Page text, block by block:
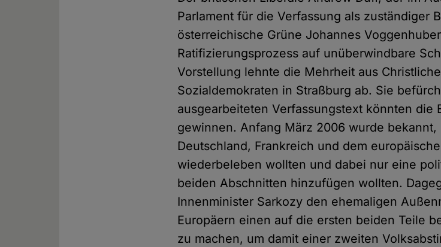
Parlament für die Verfassung als zuständiger
österreichische Grüne Johannes
Ratifizierungsprozess auf unüberwindbare
Vorstellung lehnte die Mehrheit aus
Sozialdemokraten in Straßburg ab. Sie
ausgearbeiteten Verfassungstext könnten die
gewinnen. Anfang März 2006 wurde bekannt,
Deutschland, Frankreich und dem
wiederbeleben wollten und dabei nur eine
beiden Abschnitten hinzufügen wollten.
Innenminister Sarkozy den ehemaligen
Europäern einen auf die ersten beiden Teile
zu machen, um damit einer zweiten